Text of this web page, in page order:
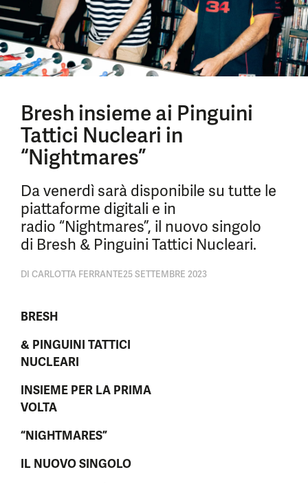
Bresh insieme ai Pinguini
Tattici Nucleari in
“Nightmares”
Da venerdì sarà disponibile su tutte le
piattaforme digitali e in
radio “Nightmares”, il nuovo singolo
di Bresh & Pinguini Tattici Nucleari.
DI CARLOTTA FERRANTE25 SETTEMBRE 2023
BRESH
& PINGUINI TATTICI
NUCLEARI
INSIEME PER LA PRIMA
VOLTA
“NIGHTMARES”
IL NUOVO SINGOLO